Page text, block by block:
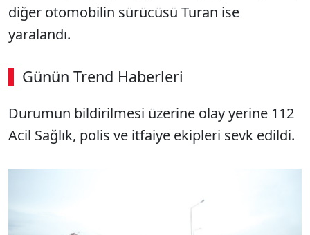
diğer otomobilin sürücüsü Turan ise
yaralandı.
Günün Trend Haberleri
Durumun bildirilmesi üzerine olay yerine 112
Acil Sağlık, polis ve itfaiye ekipleri sevk edildi.